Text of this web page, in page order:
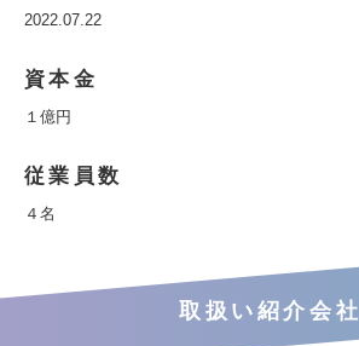
2022.07.22
資本金
１億円
従業員数
４名
取扱い紹介会社